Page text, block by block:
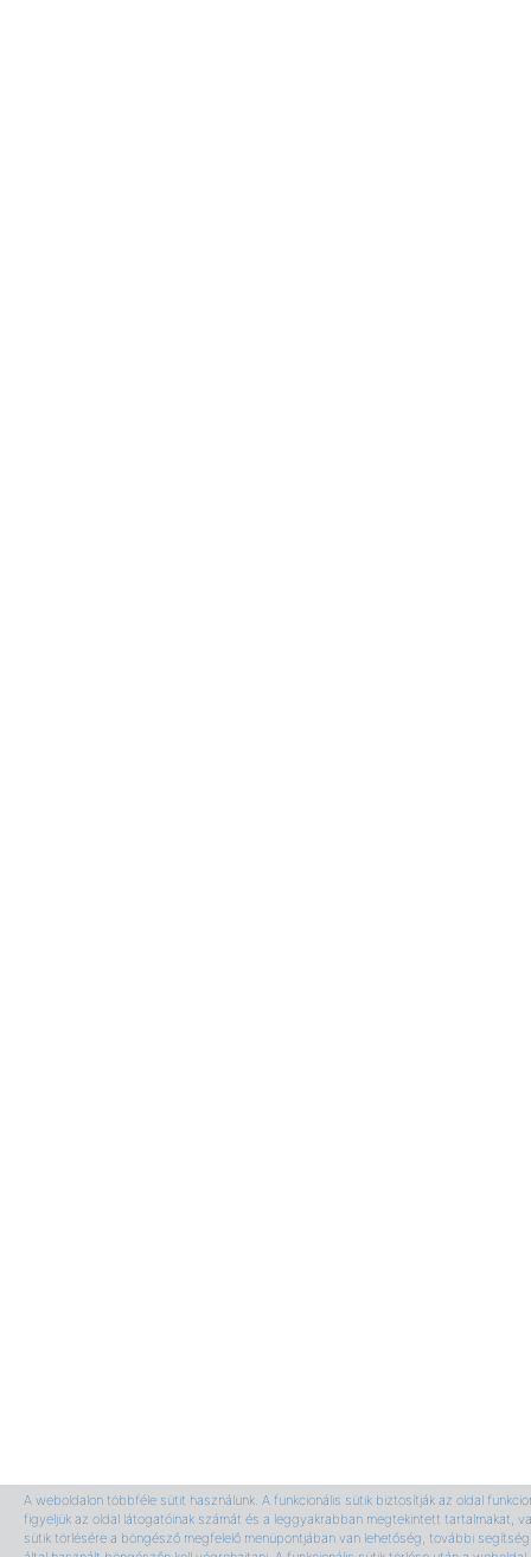
A weboldalon többféle sütit használunk. A funkcionális sütik biztosítják az oldal
figyeljük az oldal látogatóinak számát és a leggyakrabban megtekintett tartalmakat,
sütik törlésére a böngésző megfelelő menüpontjában van lehetőség, további